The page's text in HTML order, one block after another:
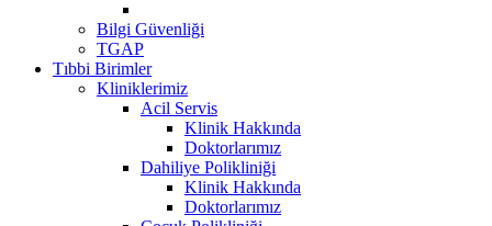
Bilgi Güvenliği
TGAP
Tıbbi Birimler
Kliniklerimiz
Acil Servis
Klinik Hakkında
Doktorlarımız
Dahiliye Polikliniği
Klinik Hakkında
Doktorlarımız